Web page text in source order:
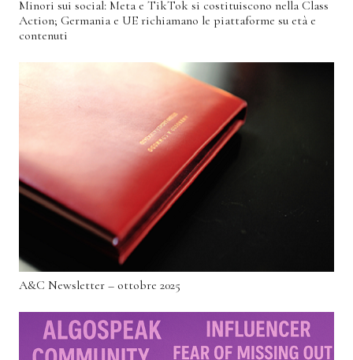
Minori sui social: Meta e TikTok si costituiscono nella Class
Action; Germania e UE richiamano le piattaforme su età e
contenuti
A&C Newsletter – ottobre 2025